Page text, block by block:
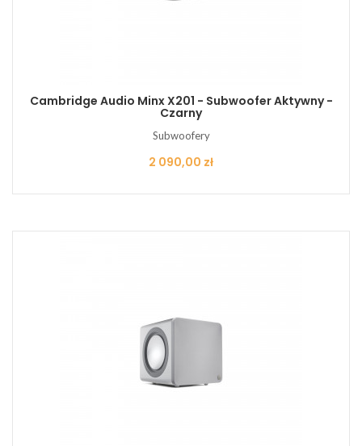
Cambridge Audio Minx X201 - Subwoofer Aktywny -
Czarny
Subwoofery
Cena
2 090,00 zł